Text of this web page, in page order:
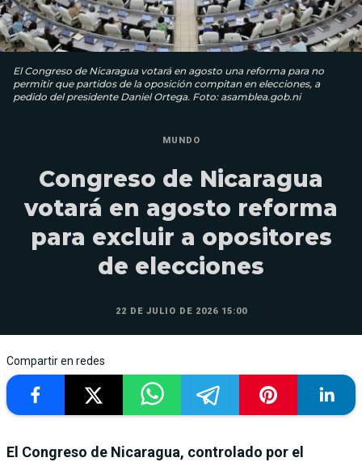
El Congreso de Nicaragua votará en agosto una reforma para no
permitir que partidos de la oposición compitan en elecciones, a
pedido del presidente Daniel Ortega. Foto: asamblea.gob.ni
MUNDO
Congreso de Nicaragua
votará en agosto reforma
para excluir a opositores
de elecciones
22 DE JULIO DE 2026 15:00
Compartir en redes
El Congreso de Nicaragua, controlado por el